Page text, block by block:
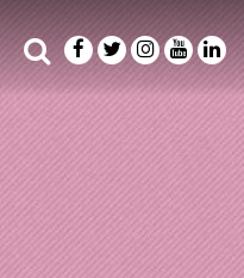
Rechercher
Facebook
TwitterInstagram
Youtube